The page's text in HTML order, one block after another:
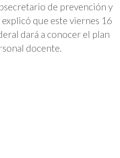
de prevención y
que este viernes 16
dará a conocer el plan
docente.